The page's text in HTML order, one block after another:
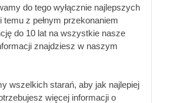
do tego wyłącznie najlepszych
temu z pełnym przekonaniem
do 10 lat na wszystkie nasze
znajdziesz w naszym
wszelkich starań, aby jak najlepiej
więcej informacji o